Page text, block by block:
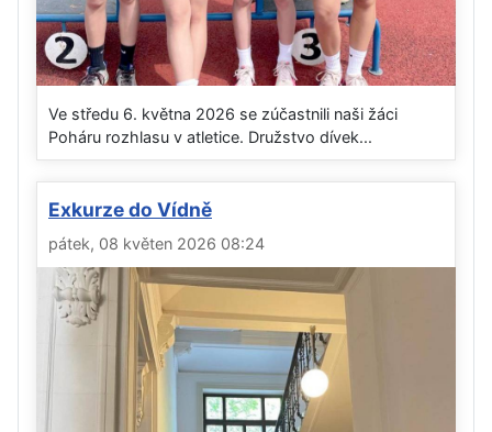
Ve středu 6. května 2026 se zúčastnili naši žáci
Poháru rozhlasu v atletice. Družstvo dívek...
Exkurze do Vídně
pátek, 08 květen 2026 08:24